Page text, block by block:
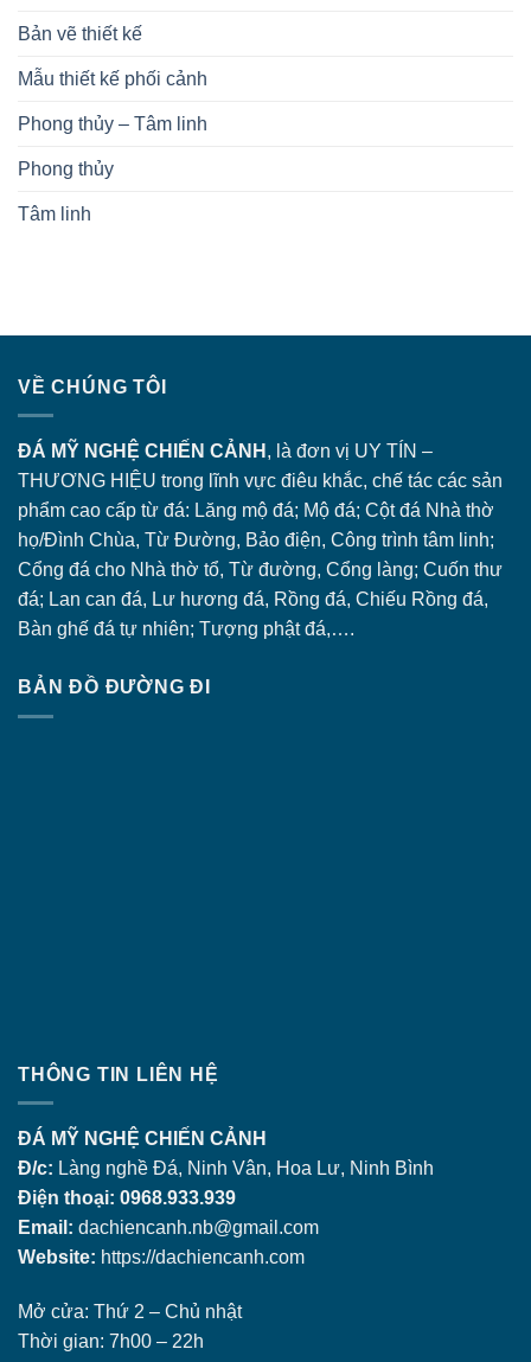
Bản vẽ thiết kế
Mẫu thiết kế phối cảnh
Phong thủy – Tâm linh
Phong thủy
Tâm linh
VỀ CHÚNG TÔI
ĐÁ MỸ NGHỆ CHIẾN CẢNH , là đơn vị UY TÍN –
THƯƠNG HIỆU trong lĩnh vực điêu khắc, chế tác các sản
phẩm cao cấp từ đá: Lăng mộ đá; Mộ đá; Cột đá Nhà thờ
họ/Đình Chùa, Từ Đường, Bảo điện, Công trình tâm linh;
Cổng đá cho Nhà thờ tổ, Từ đường, Cổng làng; Cuốn thư
đá; Lan can đá, Lư hương đá, Rồng đá, Chiếu Rồng đá,
Bàn ghế đá tự nhiên; Tượng phật đá,….
BẢN ĐỒ ĐƯỜNG ĐI
THÔNG TIN LIÊN HỆ
ĐÁ MỸ NGHỆ CHIẾN CẢNH
Đ/c: Làng nghề Đá, Ninh Vân, Hoa Lư, Ninh Bình
Điện thoại: 0968.933.939
Email: dachiencanh.nb@gmail.com
Website: https://dachiencanh.com
Mở cửa: Thứ 2 – Chủ nhật
Thời gian: 7h00 – 22h